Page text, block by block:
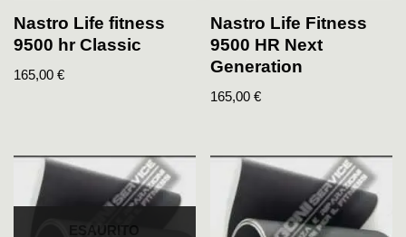
Nastro Life fitness
9500 hr Classic
165,00 €
Nastro Life Fitness
9500 HR Next
Generation
165,00€
ESAURITO